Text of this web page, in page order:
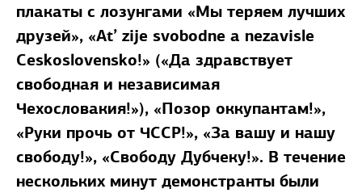
плакаты с лозунгами «Мы теряем лучших
друзей», «At’ zije svobodne a nezavisle
Ceskoslovensko!» («Да здравствует
свободная и независимая
Чехословакия!»), «Позор оккупантам!»,
«Руки прочь от ЧССР!», «За вашу и нашу
свободу!», «Свободу Дубчеку!». В течение
нескольких минут демонстранты были